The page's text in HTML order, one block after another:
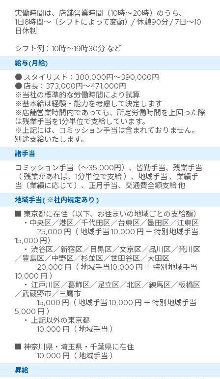
実働時間は、店舗営業時間（10時～20時）のうち、
1日8時間～（シフトによって変動）/ 休憩90分 / 7日～10
日休制
シフト例：10時～19時30分 など
給与(月給)
● スタイリスト：300,000円～390,000円
● 店長：373,000円～471,000円
※当社の標準的な労働時間により試算
※基本給は経験・能力を考慮して決定します
※店舗営業時間内であっても、所定労働時間を上回った際
は残業手当を1分単位で支給しています。
※上記には、コミッション手当は含まれておりません。
別途支給いたします。
諸手当
コミッション手当（～35,000円）、皆勤手当、残業手当
（ 残業があれば、1分単位で支給 ）、地域手当 、業績手
当（業績に応じて）、正月手当、交通費全額支給 他
地域手当( ※社内規定あり )
■ 東京都に在住（以下、お住まいの地域ごとの支給額）
・中央区／港区／千代田区／台東区／墨田区／江東区
25,000 円（ 地域手当 10,000 円 ＋ 特別地域手当
15,000 円）
・ 渋谷区／新宿区／目黒区／文京区／品川区／荒川区
／豊島区／中野区／杉並区／世田谷区／大田区
20,000 円（ 地域手当10,000 円 ＋ 特別地域手当
10,000 円 ）
・ 江戸川区／葛飾区／足立区／北区／練馬区／板橋区
／武蔵野市／三鷹市
15,000 円（ 地域手当 10,000 円 ＋ 特別地域手当
5,000 円 ）
・ 上記以外の東京都
10,000 円（ 地域手当 ）
■ 神奈川県・埼玉県・千葉県に在住
10,000 円（ 地域手当 ）
昇給